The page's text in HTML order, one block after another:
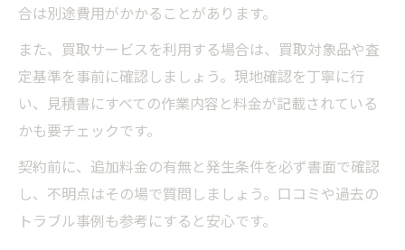
合は別途費用がかかることがあります。
また、買取サービスを利用する場合は、買取対象品や査
定基準を事前に確認しましょう。現地確認を丁寧に行
い、見積書にすべての作業内容と料金が記載されている
かも要チェックです。
契約前に、追加料金の有無と発生条件を必ず書面で確認
し、不明点はその場で質問しましょう。口コミや過去の
トラブル事例も参考にすると安心です。